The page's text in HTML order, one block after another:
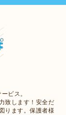
ビス。
致します！安全だ
ります。保護者様